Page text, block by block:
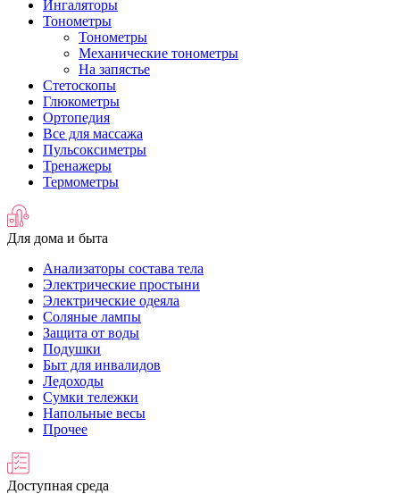
Ингаляторы
Тонометры
Тонометры
Механические тонометры
На запястье
Стетоскопы
Глюкометры
Ортопедия
Все для массажа
Пульсоксиметры
Тренажеры
Термометры
Для дома и быта
Анализаторы состава тела
Электрические простыни
Электрические одеяла
Соляные лампы
Защита от воды
Подушки
Быт для инвалидов
Ледоходы
Сумки тележки
Напольные весы
Прочее
Доступная среда